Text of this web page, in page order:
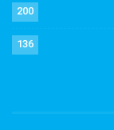
200
136